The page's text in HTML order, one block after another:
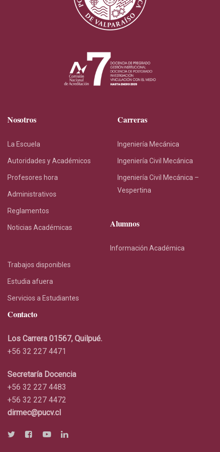
Nosotros
La Escuela
Autoridades y Académicos
Profesores hora
Administrativos
Reglamentos
Noticias Académicas
Carreras
Ingeniería Mecánica
Ingeniería Civil Mecánica
Ingeniería Civil Mecánica –
Vespertina
Alumnos
Información Académica
Trabajos disponibles
Estudia afuera
Servicios a Estudiantes
Contacto
Los Carrera 01567, Quilpué.
+56 32 227 4471
Secretaría Docencia
+56 32 227 4483
+56 32 227 4472
dirmec@pucv.cl